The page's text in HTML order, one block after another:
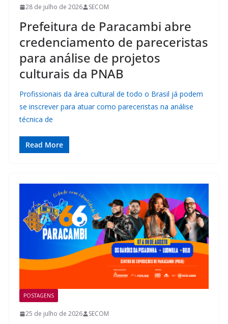
28 de julho de 2026 SECOM
Prefeitura de Paracambi abre
credenciamento de pareceristas
para análise de projetos
culturais da PNAB
Profissionais da área cultural de todo o Brasil já podem
se inscrever para atuar como pareceristas na análise
técnica de
Read More
POSTAGENS
25 de julho de 2026 SECOM